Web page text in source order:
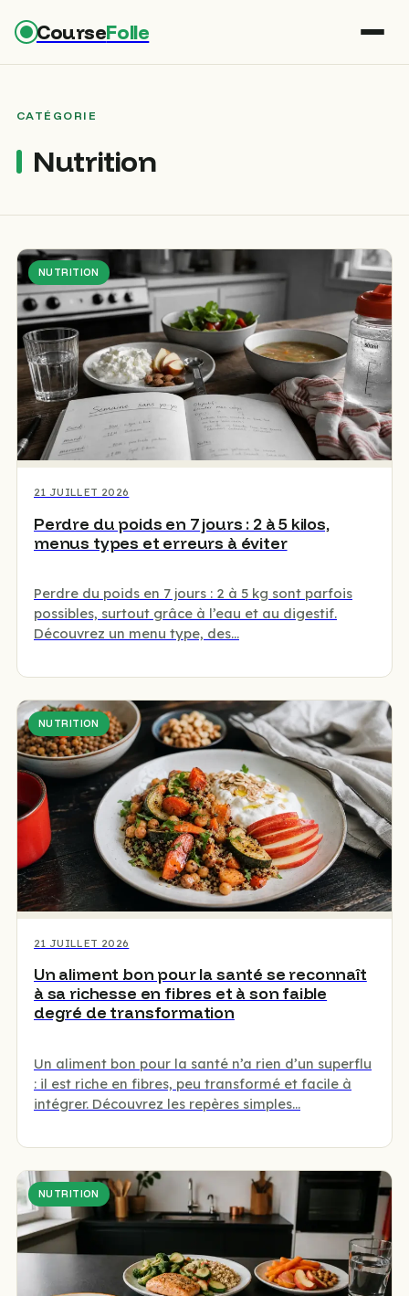
CourseFolle
CATÉGORIE
Nutrition
NUTRITION
Perdre du poids en 7 jours : 2 à 5 kilos,
menus types et erreurs à éviter
21 JUILLET 2026
Perdre du poids en 7 jours : 2 à 5 kg sont parfois
possibles, surtout grâce à l’eau et au digestif.
Découvrez un menu type, des…
NUTRITION
Un aliment bon pour la santé se reconnaît
à sa richesse en fibres et à son faible
degré de transformation
21 JUILLET 2026
Un aliment bon pour la santé n’a rien d’un superflu
: il est riche en fibres, peu transformé et facile à
intégrer. Découvrez les repères simples…
NUTRITION